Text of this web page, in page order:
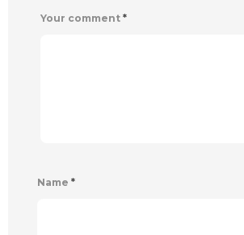
Your comment *
Name *